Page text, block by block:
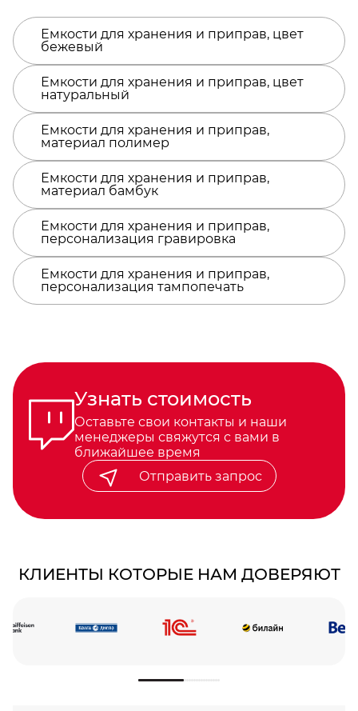
кухне. - Экологичные материалы, крышка из
бамбука - Герметичность - Эргономичная
форма - Ёмкость можно мыть в посудомоечной
машине, но не стоит использовать в
микроволновке
Емкости для хранения и приправ, цвет
бежевый
Емкости для хранения и приправ, цвет
натуральный
Емкости для хранения и приправ,
материал полимер
Емкости для хранения и приправ,
материал бамбук
Емкости для хранения и приправ,
персонализация гравировка
Емкости для хранения и приправ,
персонализация тампопечать
Узнать стоимость
Оставьте свои контакты и наши
менеджеры свяжутся с вами в
ближайшее время
Отправить запрос
КЛИЕНТЫ КОТОРЫЕ НАМ ДОВЕРЯЮТ